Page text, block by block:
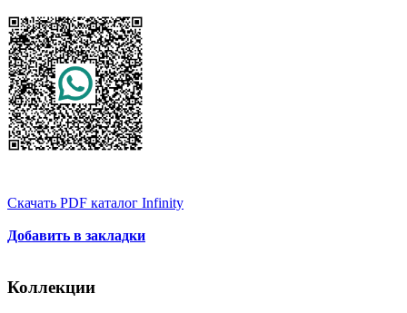
Скачать PDF каталог Infinity
Добавить в закладки
Коллекции